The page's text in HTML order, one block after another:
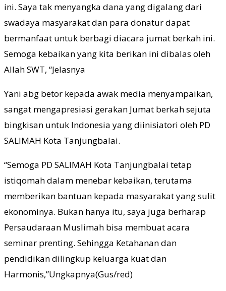
ini. Saya tak menyangka dana yang digalang dari
swadaya masyarakat dan para donatur dapat
bermanfaat untuk berbagi diacara jumat berkah ini.
Semoga kebaikan yang kita berikan ini dibalas oleh
Allah SWT, “Jelasnya
Yani abg betor kepada awak media menyampaikan,
sangat mengapresiasi gerakan Jumat berkah sejuta
bingkisan untuk Indonesia yang diinisiatori oleh PD
SALIMAH Kota Tanjungbalai.
“Semoga PD SALIMAH Kota Tanjungbalai tetap
istiqomah dalam menebar kebaikan, terutama
memberikan bantuan kepada masyarakat yang sulit
ekonominya. Bukan hanya itu, saya juga berharap
Persaudaraan Muslimah bisa membuat acara
seminar prenting. Sehingga Ketahanan dan
pendidikan dilingkup keluarga kuat dan
Harmonis,”Ungkapnya(Gus/red)